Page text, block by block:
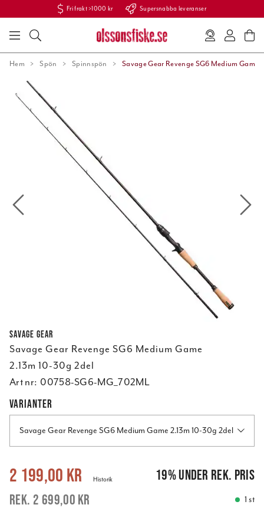
Fri frakt >1000 kr Supersnabba leveranser
Hem Spön Spinnspön Savage Gear Revenge SG6 Medium Game
Savage Gear
Savage Gear Revenge SG6 Medium Game
2.13m 10-30g 2del
Art nr: 00758-SG6-MG_702ML
VARIANTER
Savage Gear Revenge SG6 Medium Game 2.13m 10-30g 2del
Nuvarande pris: 2 199,00 kr 2 699,00 kr
2 199,00 kr
2 699,00 kr
Historik 19%under rek. pris
1 st